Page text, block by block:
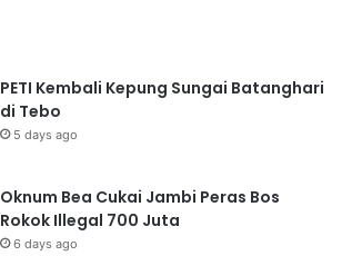
PETI Kembali Kepung Sungai Batanghari
di Tebo
5 days ago
Oknum Bea Cukai Jambi Peras Bos
Rokok Illegal 700 Juta
6 days ago